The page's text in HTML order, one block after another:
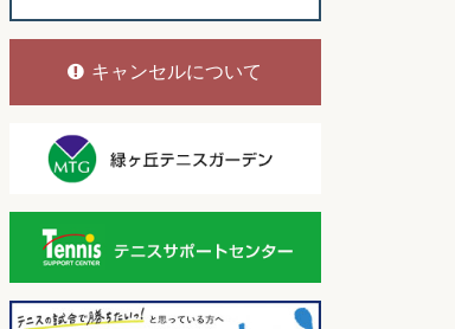
キャンセルについて